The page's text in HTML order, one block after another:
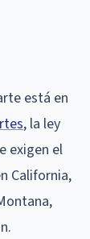
está en
, la ley
exigen el
California,